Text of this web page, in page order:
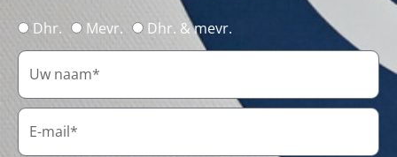
Dhr. Mevr. Dhr. & mevr.